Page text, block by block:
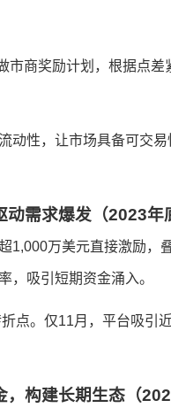
市商奖励计划，根据点
动性，让市场具备可交
动需求爆发（2023年
1,000万美元直接激励，
，吸引短期资金涌入。
点。仅11月，平台吸引
，构建长期生态（